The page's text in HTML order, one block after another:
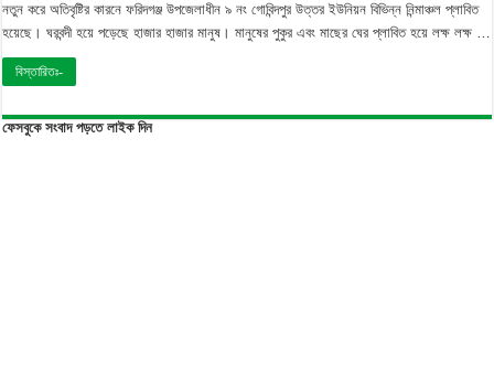
নতুন করে অতিবৃষ্টির কারনে ফরিদগঞ্জ উপজেলাধীন ৯ নং গোবিন্দপুর উত্তর ইউনিয়ন বিভিন্ন নিন্মাঞ্চল প্লাবিত
হয়েছে। ঘরবন্দী হয়ে পড়েছে হাজার হাজার মানুষ। মানুষের পুকুর এবং মাছের ঘের প্লাবিত হয়ে লক্ষ লক্ষ …
বিস্তারিতঃ-
ফেসবুকে সংবাদ পড়তে লাইক দিন